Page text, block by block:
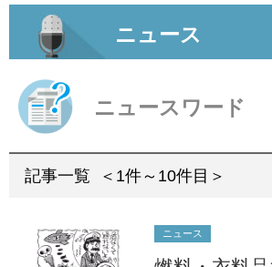
ニュース
ニュースワード
記事一覧 ＜1件～10件目＞
ニュース